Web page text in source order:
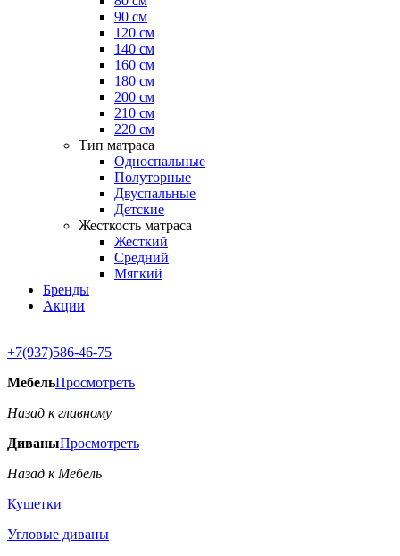
90 см
120 см
140 см
160 см
180 см
200 см
210 см
220 см
Тип матраса
Односпальные
Полуторные
Двуспальные
Детские
Жесткость матраса
Жесткий
Средний
Мягкий
Бренды
Акции
+7(937)586-46-75
МебельПросмотреть
Назад к главному
ДиваныПросмотреть
Назад к Мебель
Кушетки
Угловые диваны